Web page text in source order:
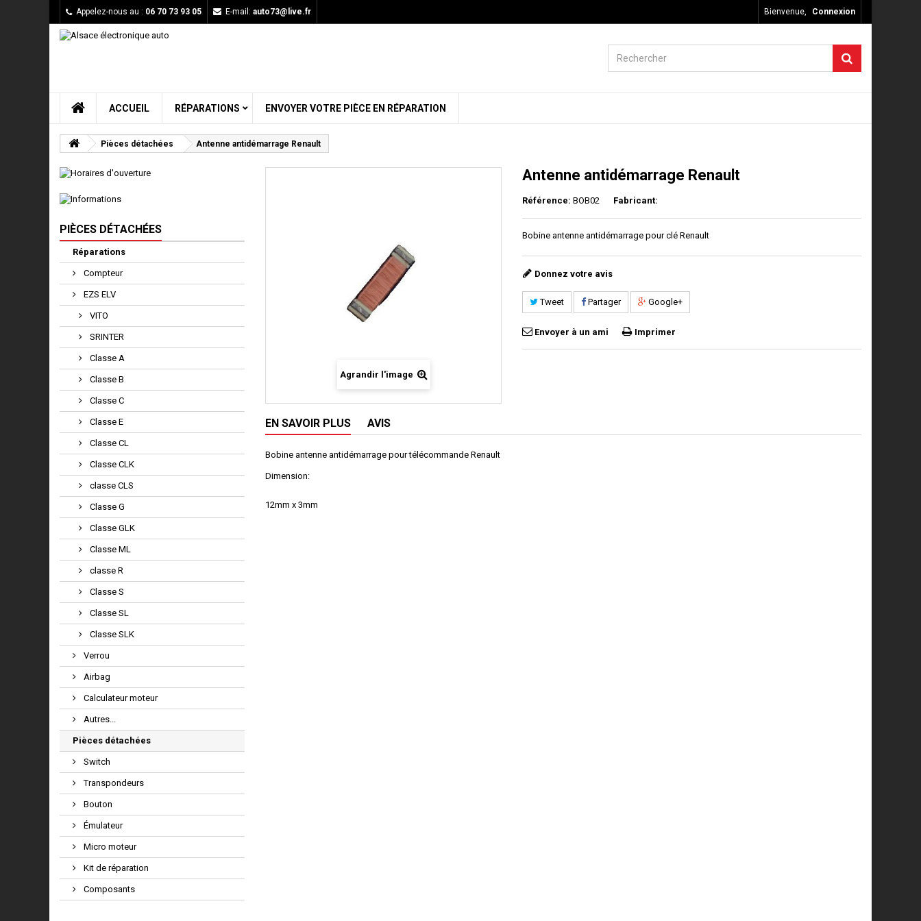
Bienvenue, Connexion
Appelez-nous au : 06 70 73 93 05 E-mail: auto73@live.fr
ACCUEIL RÉPARATIONS ENVOYER VOTRE PIÈCE EN RÉPARATION
Pièces détachées Antenne antidémarrage Renault
PIÈCES DÉTACHÉES
Réparations
Compteur
EZS ELV
VITO
SRINTER
Classe A
Classe B
Classe C
Classe E
Classe CL
Classe CLK
classe CLS
Classe G
Classe GLK
Classe ML
classe R
Classe S
Classe SL
Classe SLK
Verrou
Airbag
Calculateur moteur
Autres...
Pièces détachées
Switch
Transpondeurs
Bouton
Émulateur
Micro moteur
Kit de réparation
Composants
Agrandir l'image
Antenne antidémarrage Renault
Référence: BOB02 Fabricant:
Bobine antenne antidémarrage pour clé Renault
Donnez votre avis
Tweet Partager Google+
Envoyer à un ami Imprimer
EN SAVOIR PLUS AVIS
Bobine antenne antidémarrage pour télécommande Renault
Dimension:
12mm x 3mm